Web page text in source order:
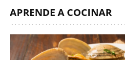
APRENDE A COCINAR